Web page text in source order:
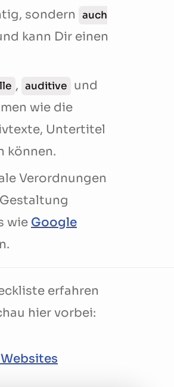
sondern auch
kann Dir einen
, auditive und
wie die
Untertitel
können.
Verordnungen
wie Google
erfahren
hier vorbei: